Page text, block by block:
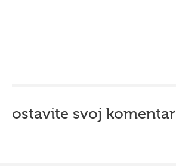
ostavite svoj komentar